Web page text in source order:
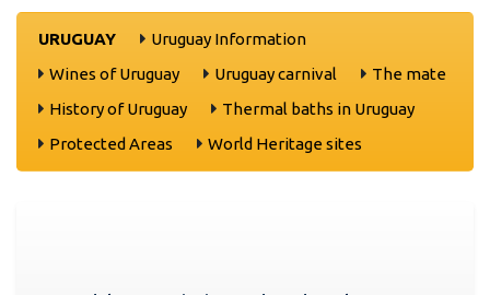
URUGUAY
Uruguay Information
Wines of Uruguay
Uruguay carnival
The mate
History of Uruguay
Thermal baths in Uruguay
Protected Areas
World Heritage sites